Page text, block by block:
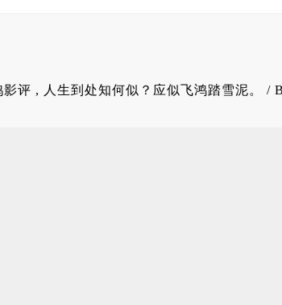
影评 , 人生到处知何似？应似飞鸿踏雪泥。 /